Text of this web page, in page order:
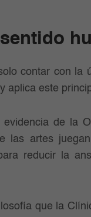
contar con la
aplica este
de la
las artes
reducir la
que la